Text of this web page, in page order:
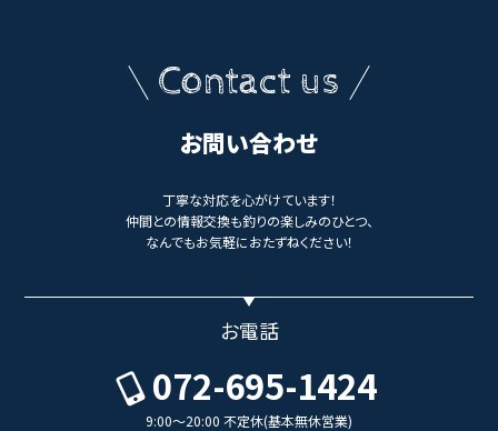
Contact us
お問い合わせ
丁寧な対応を心がけています！
仲間との情報交換も釣りの楽しみのひとつ、
なんでもお気軽におたずねください！
お電話
072-695-1424
9:00～20:00 不定休(基本無休営業)